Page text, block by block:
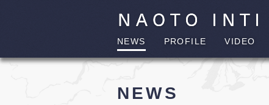
NEWS PROFILE VIDEO
NEWS